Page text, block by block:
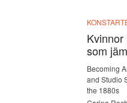
som
Becoming
and Studio
the 1880s